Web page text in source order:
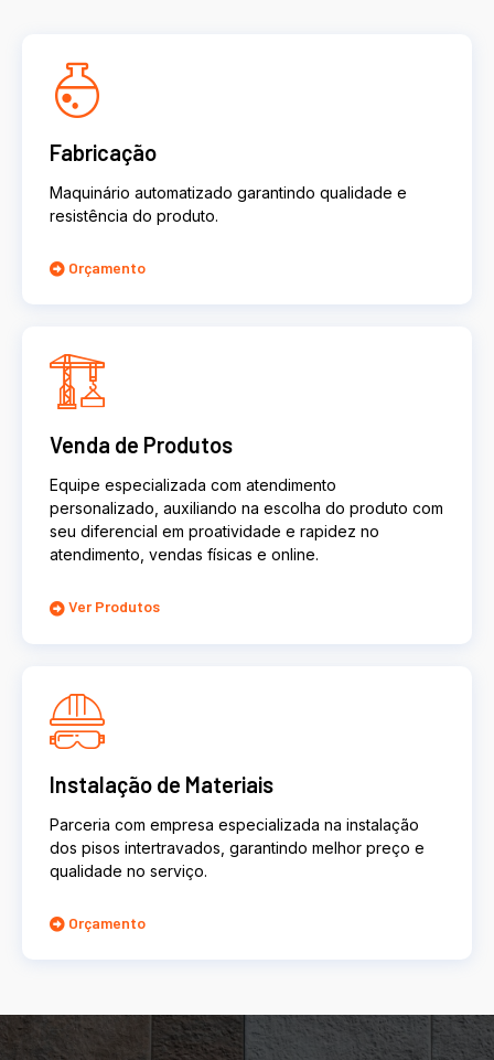
Fabricação
Maquinário automatizado garantindo qualidade e
resistência do produto.
Orçamento
Venda de Produtos
Equipe especializada com atendimento
personalizado, auxiliando na escolha do produto com
seu diferencial em proatividade e rapidez no
atendimento, vendas físicas e online.
Ver Produtos
Instalação de Materiais
Parceria com empresa especializada na instalação
dos pisos intertravados, garantindo melhor preço e
qualidade no serviço.
Orçamento